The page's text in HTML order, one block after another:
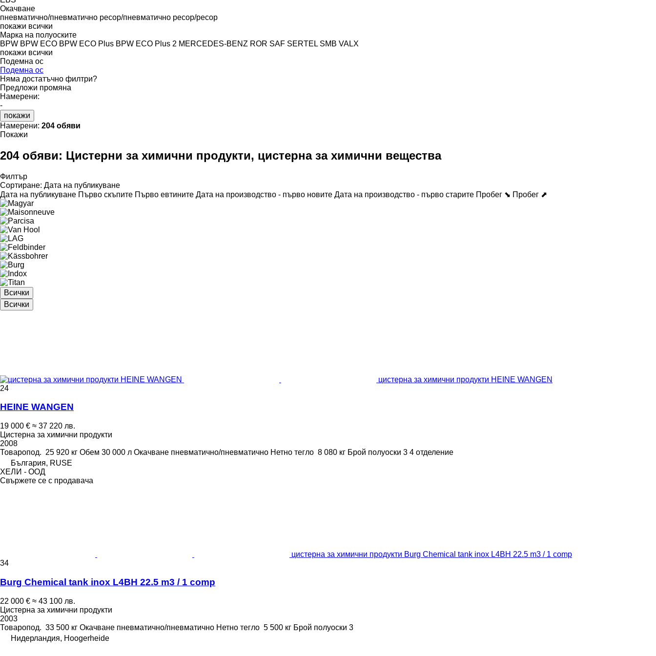
Окачване
пневматично/пневматично ресор/пневматично ресор/ресор
покажи всички
Марка на полуоските
BPW BPW ECO BPW ECO Plus BPW ECO Plus 2 MERCEDES-BENZ ROR SAF SERTEL SMB VALX
покажи всички
Подемна ос
Подемна ос
Няма достатъчно филтри?
Предложи промяна
Намерени:
-
покажи
Намерени: 204 обяви
Покажи
204 обяви: Цистерни за химични продукти, цистерна за химични вещества
Филтър
Сортиране: Дата на публикуване
Дата на публикуване Първо скъпите Първо евтините Дата на производство - първо новите Дата на производство - първо старите Пробег ⬊ Пробег ⬈
Всички
Всички
цистерна за химични продукти HEINE WANGEN
24
HEINE WANGEN
19 000 € ≈ 37 220 лв.
Цистерна за химични продукти
2008
Товаропод. 25 920 кг Обем 30 000 л Окачване пневматично/пневматично Нетно тегло 8 080 кг Брой полуоски 3 4 отделение
България, RUSE
ХЕЛИ - ООД
Свържете се с продавача
цистерна за химични продукти Burg Chemical tank inox L4BH 22.5 m3 / 1 comp
34
Burg Chemical tank inox L4BH 22.5 m3 / 1 comp
22 000 € ≈ 43 100 лв.
Цистерна за химични продукти
2003
Товаропод. 33 500 кг Окачване пневматично/пневматично Нетно тегло 5 500 кг Брой полуоски 3
Нидерландия, Hoogerheide